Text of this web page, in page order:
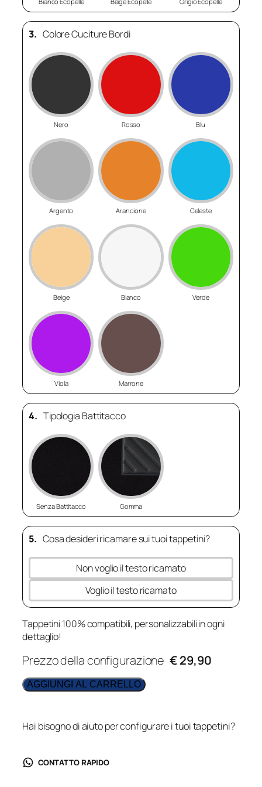
3. Colore Cuciture Bordi
Nero Rosso Blu
Argento Arancione Celeste
Beige Bianco Verde
Viola Marrone
4. Tipologia Battitacco
Senza Battitacco Gomma
5. Cosa desideri ricamare sui tuoi tappetini?
Non voglio il testo ricamato
Voglio il testo ricamato
Tappetini 100% compatibili, personalizzabili in ogni
dettaglio!
Prezzo della configurazione € 29,90
AGGIUNGI AL CARRELLO
Hai bisogno di aiuto per configurare i tuoi tappetini?
CONTATTO RAPIDO